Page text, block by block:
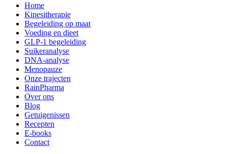
Home
Kinesitherapie
Begeleiding op maat
Voeding en dieet
GLP-1 begeleiding
Suikeranalyse
DNA-analyse
Menopauze
Onze trajecten
RainPharma
Over ons
Blog
Getuigenissen
Recepten
E-books
Contact